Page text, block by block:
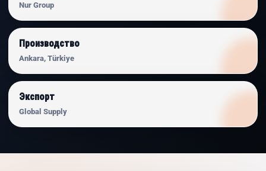
Nur Group
Производство
Ankara, Türkiye
Экспорт
Global Supply